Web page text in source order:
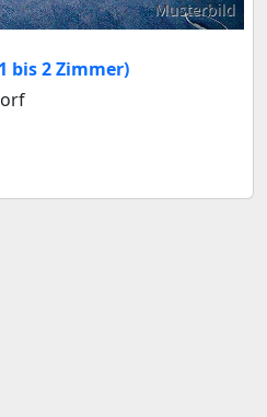
Musterbild
bis 2 Zimmer)